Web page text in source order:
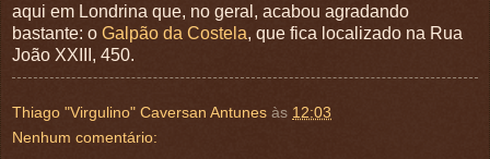
aqui em Londrina que, no geral, acabou agradando
bastante: o Galpão da Costela, que fica localizado na Rua
João XXIII, 450.
Thiago "Virgulino" Caversan Antunes às 12:03
Nenhum comentário: